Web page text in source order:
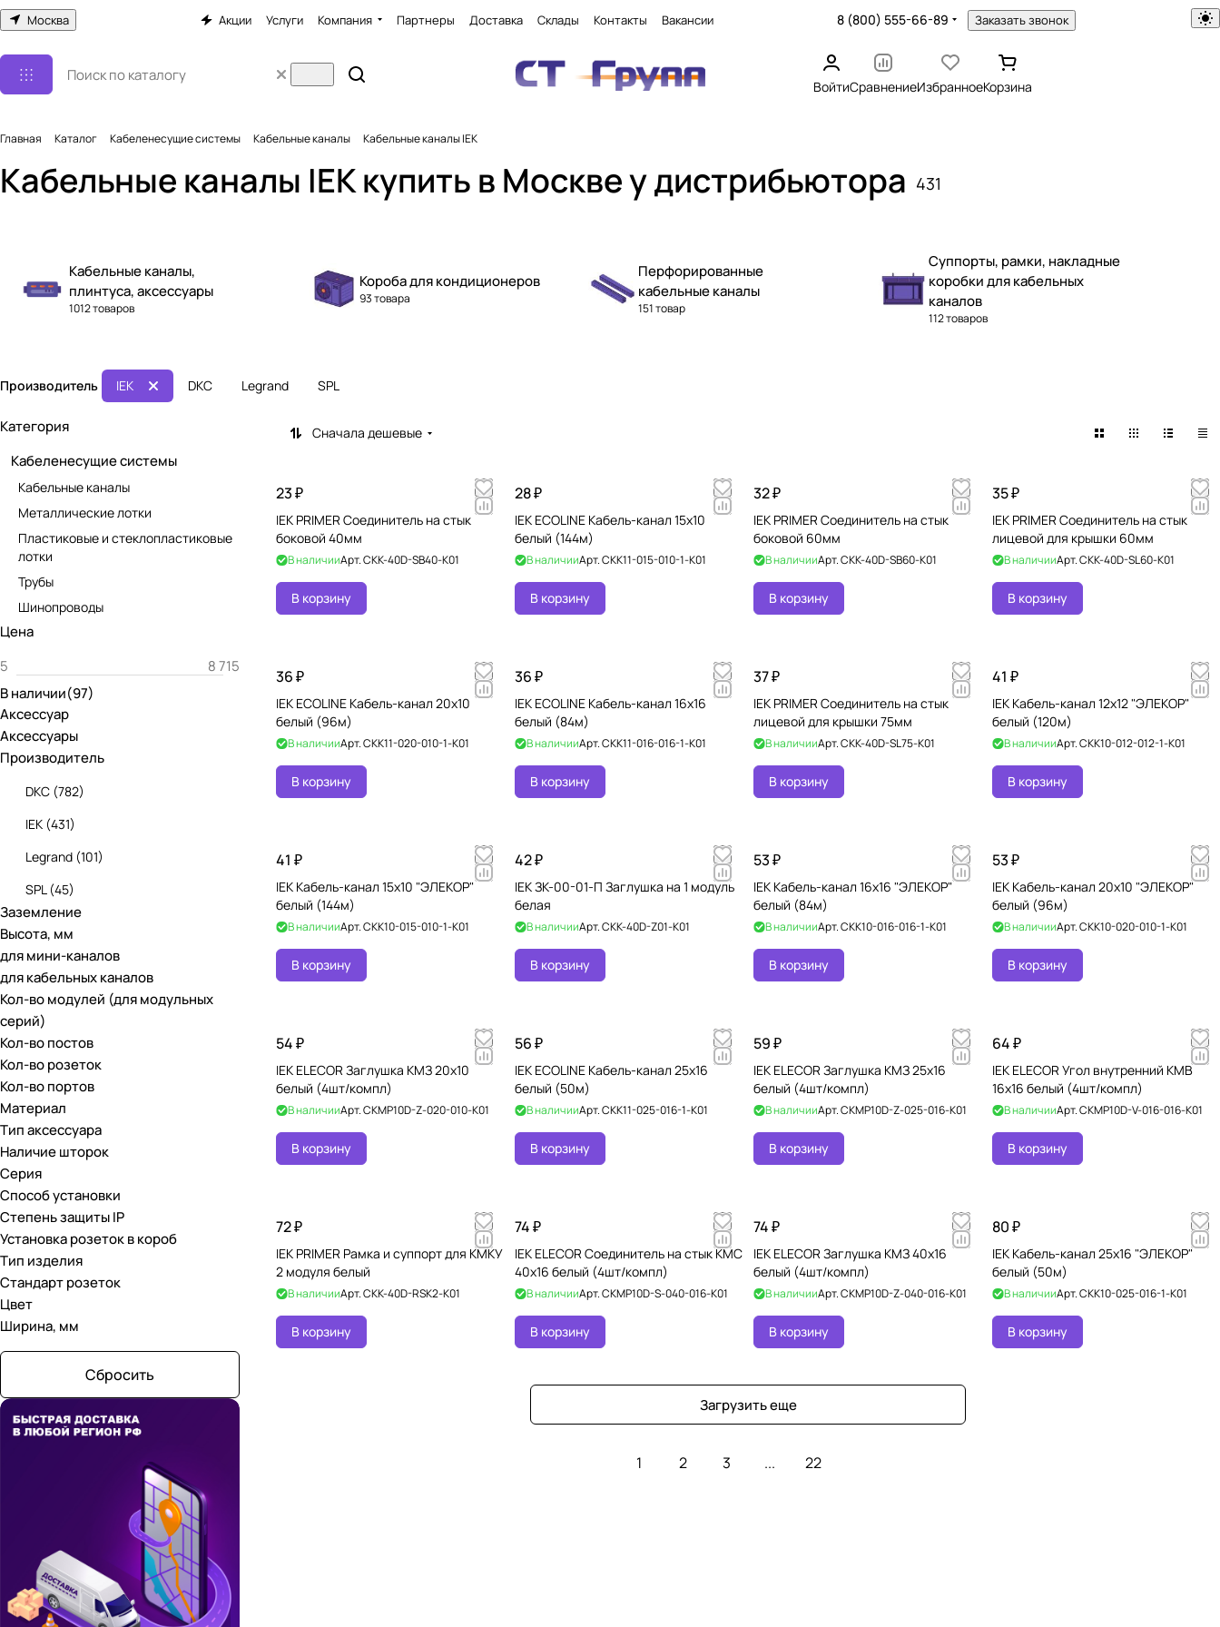
Москва Акции Услуги Компания Партнеры Доставка Склады Контакты Вакансии 8 (800) 555-66-89 Заказать звонок
ВойтиСравнениеИзбранноеКорзина
Главная Каталог Кабеленесущие системы Кабельные каналы Кабельные каналы IEK
Кабельные каналы IEK купить в Москве у дистрибьютора 431
Кабельные каналы,
плинтуса, аксессуары
1012 товаров
Короба для кондиционеров
93 товара
Перфорированные
кабельные каналы
151 товар
Суппорты, рамки, накладные
коробки для кабельных
каналов
112 товаров
Производитель IEK DKC Legrand SPL
Сначала дешевые
23 ₽
IEK PRIMER Соединитель на стык
боковой 40мм
В наличииАрт.CKK-40D-SB40-K01
В корзину
28 ₽
IEK ECOLINE Кабель-канал 15х10
белый (144м)
В наличииАрт.CKK11-015-010-1-K01
В корзину
32 ₽
IEK PRIMER Соединитель на стык
боковой 60мм
В наличииАрт.CKK-40D-SB60-K01
В корзину
35 ₽
IEK PRIMER Соединитель на стык
лицевой для крышки 60мм
В наличииАрт.CKK-40D-SL60-K01
В корзину
36 ₽
IEK ECOLINE Кабель-канал 20х10
белый (96м)
В наличииАрт.CKK11-020-010-1-K01
В корзину
36 ₽
IEK ECOLINE Кабель-канал 16х16
белый (84м)
В наличииАрт.CKK11-016-016-1-K01
В корзину
37 ₽
IEK PRIMER Соединитель на стык
лицевой для крышки 75мм
В наличииАрт.CKK-40D-SL75-K01
В корзину
41 ₽
IEK Кабель-канал 12х12 "ЭЛЕКОР"
белый (120м)
В наличииАрт.CKK10-012-012-1-K01
В корзину
41 ₽
IEK Кабель-канал 15х10 "ЭЛЕКОР"
белый (144м)
В наличииАрт.CKK10-015-010-1-K01
В корзину
42 ₽
IEK ЗК-00-01-П Заглушка на 1 модуль
белая
В наличииАрт.CKK-40D-Z01-K01
В корзину
53 ₽
IEK Кабель-канал 16х16 "ЭЛЕКОР"
белый (84м)
В наличииАрт.CKK10-016-016-1-K01
В корзину
53 ₽
IEK Кабель-канал 20х10 "ЭЛЕКОР"
белый (96м)
В наличииАрт.CKK10-020-010-1-K01
В корзину
54 ₽
IEK ELECOR Заглушка КМЗ 20х10
белый (4шт/компл)
В наличииАрт.CKMP10D-Z-020-010-K01
В корзину
56 ₽
IEK ECOLINE Кабель-канал 25х16
белый (50м)
В наличииАрт.CKK11-025-016-1-K01
В корзину
59 ₽
IEK ELECOR Заглушка КМЗ 25х16
белый (4шт/компл)
В наличииАрт.CKMP10D-Z-025-016-K01
В корзину
64 ₽
IEK ELECOR Угол внутренний КМВ
16х16 белый (4шт/компл)
В наличииАрт.CKMP10D-V-016-016-K01
В корзину
72 ₽
IEK PRIMER Рамка и суппорт для КМКУ
2 модуля белый
В наличииАрт.CKK-40D-RSK2-K01
В корзину
74 ₽
IEK ELECOR Соединитель на стык КМС
40x16 белый (4шт/компл)
В наличииАрт.CKMP10D-S-040-016-K01
В корзину
74 ₽
IEK ELECOR Заглушка КМЗ 40х16
белый (4шт/компл)
В наличииАрт.CKMP10D-Z-040-016-K01
В корзину
80 ₽
IEK Кабель-канал 25х16 "ЭЛЕКОР"
белый (50м)
В наличииАрт.CKK10-025-016-1-K01
В корзину
Загрузить еще
1 2 3 ... 22
Категория
Кабеленесущие системы
Кабельные каналы
Металлические лотки
Пластиковые и стеклопластиковые
лотки
Трубы
Шинопроводы
Цена
В наличии(97)
Аксессуар
Аксессуары
Производитель
DKC (782)
IEK (431)
Legrand (101)
SPL (45)
Заземление
Высота, мм
для мини-каналов
для кабельных каналов
Кол-во модулей (для модульных
серий)
Кол-во постов
Кол-во розеток
Кол-во портов
Материал
Тип аксессуара
Наличие шторок
Серия
Способ установки
Степень защиты IP
Установка розеток в короб
Тип изделия
Стандарт розеток
Цвет
Ширина, мм
Сбросить